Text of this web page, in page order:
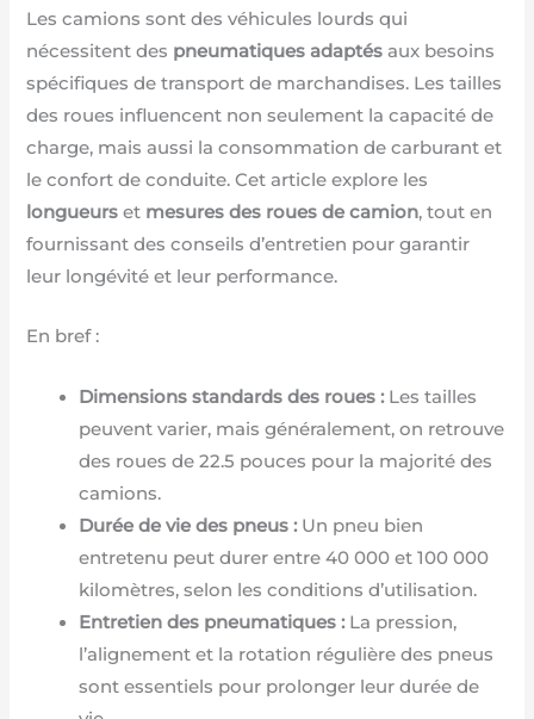
Les camions sont des véhicules lourds qui
nécessitent des pneumatiques adaptés aux besoins
spécifiques de transport de marchandises. Les tailles
des roues influencent non seulement la capacité de
charge, mais aussi la consommation de carburant et
le confort de conduite. Cet article explore les
longueurs et mesures des roues de camion, tout en
fournissant des conseils d’entretien pour garantir
leur longévité et leur performance.
En bref :
Dimensions standards des roues :Les tailles
peuvent varier, mais généralement, on retrouve
des roues de 22.5 pouces pour la majorité des
camions.
Durée de vie des pneus :Un pneu bien
entretenu peut durer entre 40 000 et 100 000
kilomètres, selon les conditions d’utilisation.
Entretien des pneumatiques :La pression,
l’alignement et la rotation régulière des pneus
sont essentiels pour prolonger leur durée de